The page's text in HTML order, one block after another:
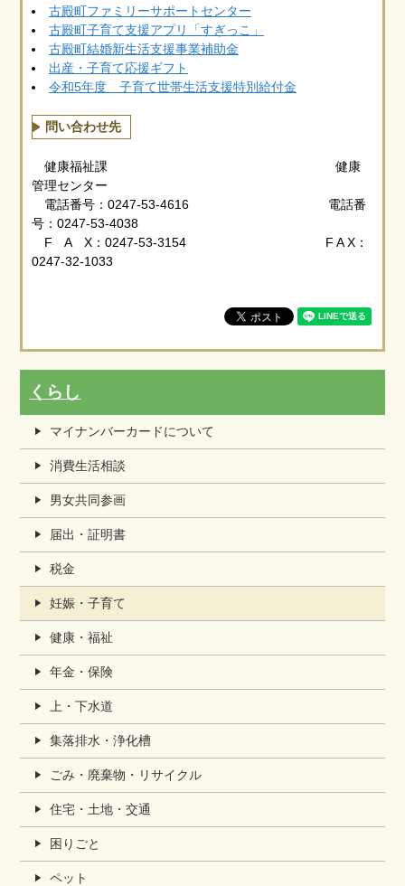
古殿町ファミリーサポートセンター
古殿町子育て支援アプリ「すぎっこ」
古殿町結婚新生活支援事業補助金
出産・子育て応援ギフト
令和5年度 子育て世帯生活支援特別給付金
問い合わせ先
健康福祉課 健康
管理センター
電話番号：0247-53-4616 電話番
号：0247-53-4038
F A X：0247-53-3154 F A X：
0247-32-1033
くらし
マイナンバーカードについて
消費生活相談
男女共同参画
届出・証明書
税金
妊娠・子育て
健康・福祉
年金・保険
上・下水道
集落排水・浄化槽
ごみ・廃棄物・リサイクル
住宅・土地・交通
困りごと
ペット